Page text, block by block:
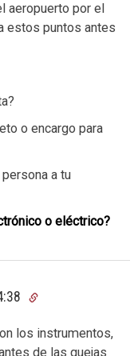
aeropuerto por el
estos puntos antes
o encargo para
a tu
o eléctrico?
los instrumentos,
de las quejas